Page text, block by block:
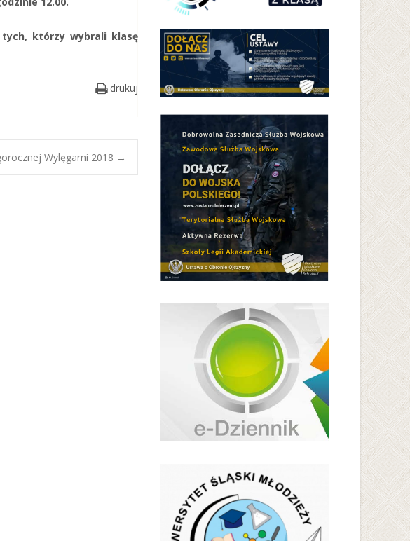
którzy wybrali klasę
drukuj
Wylęgarni 2018 →